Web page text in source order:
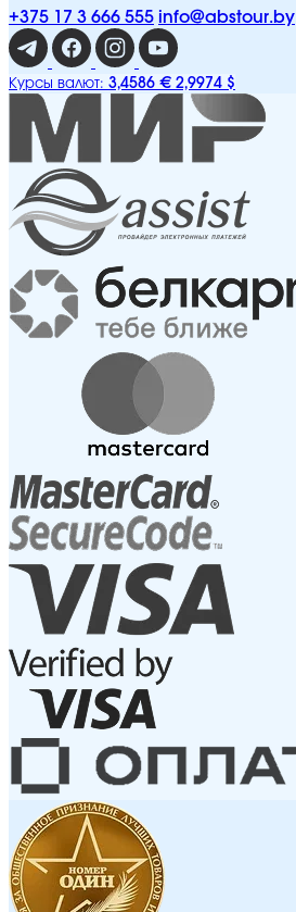
+375 17 3 666 555 info@abstour.by
Курсы валют: 3,4586 € 2,9974 $